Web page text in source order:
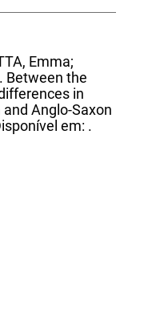
Emma;
Between the
in
Anglo-Saxon
em: .